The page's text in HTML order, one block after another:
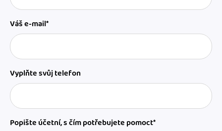
Váš e-mail*
Vyplňte svůj telefon
Popište účetní, s čím potřebujete pomoct*